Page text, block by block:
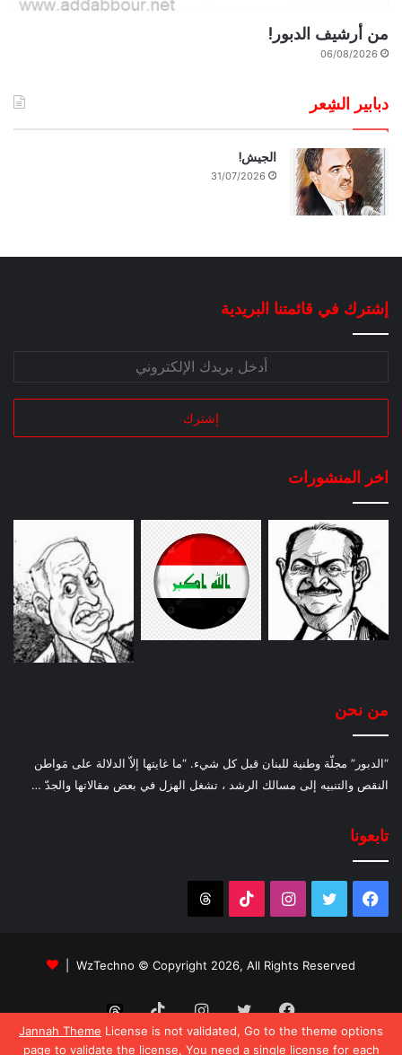
Jannah Theme License is not validated, Go to the theme options
page to validate the license, You need a single license for each
من أرشيف الدبور!
06/08/2026
دبابير الشِعر
الجيش!
31/07/2026
إشترك في قائمتنا البريدية
اخر المنشورات
من نحن
“الدبور” مجلّة وطنية للبنان قبل كل شيء. “ما غايتها إلاّ الدلالة على مَواطن
النقص والتنبيه إلى مسالك الرشد ، تشغل الهزل في بعض مقالاتها والجدّ …
تابعونا
فيسبوك تويتر انستقرام‫TikTok
WzTechno © Copyright 2026, All Rights Reserved |
فيسبوكتويتر انستقرام‫TikTok
Threads